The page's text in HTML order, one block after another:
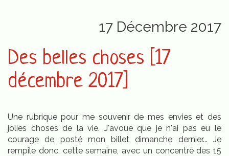
17 Décembre 2017
Des belles choses [17
décembre 2017]
Une rubrique pour me souvenir de mes envies et des
jolies choses de la vie. J'avoue que je n'ai pas eu le
courage de posté mon billet dimanche dernier... Je
rempile donc, cette semaine, avec un concentré des 15